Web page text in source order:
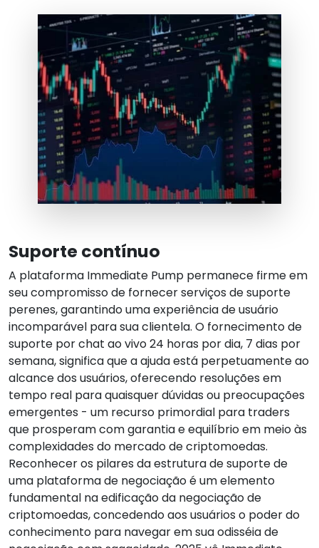
Suporte contínuo
A plataforma Immediate Pump permanece firme em
seu compromisso de fornecer serviços de suporte
perenes, garantindo uma experiência de usuário
incomparável para sua clientela. O fornecimento de
suporte por chat ao vivo 24 horas por dia, 7 dias por
semana, significa que a ajuda está perpetuamente ao
alcance dos usuários, oferecendo resoluções em
tempo real para quaisquer dúvidas ou preocupações
emergentes - um recurso primordial para traders
que prosperam com garantia e equilíbrio em meio às
complexidades do mercado de criptomoedas.
Reconhecer os pilares da estrutura de suporte de
uma plataforma de negociação é um elemento
fundamental na edificação da negociação de
criptomoedas, concedendo aos usuários o poder do
conhecimento para navegar em sua odisséia de